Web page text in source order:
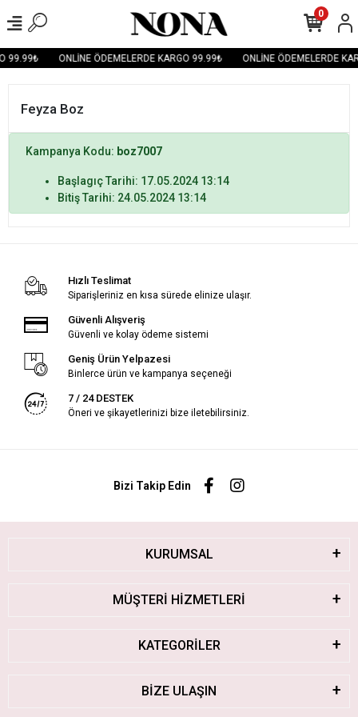
99.99₺ ONLİNE ÖDEMELERDE KARGO 99.99₺ ONLİNE ÖDEMELERDE
0
Feyza Boz
Kampanya Kodu: boz7007
Başlagıç Tarihi: 17.05.2024 13:14
Bitiş Tarihi: 24.05.2024 13:14
Hızlı Teslimat
Siparişleriniz en kısa sürede elinize ulaşır.
Güvenli Alışveriş
Güvenli ve kolay ödeme sistemi
Geniş Ürün Yelpazesi
Binlerce ürün ve kampanya seçeneği
7 / 24 DESTEK
Öneri ve şikayetlerinizi bize iletebilirsiniz.
Bizi Takip Edin
KURUMSAL
MÜŞTERİ HİZMETLERİ
KATEGORİLER
BİZE ULAŞIN